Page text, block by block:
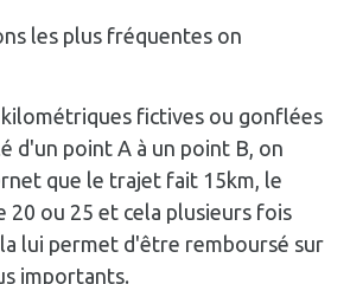
les plus fréquentes on
fictives ou gonflées
d'un point A à un point B, on
que le trajet fait 15km, le
20 ou 25 et cela plusieurs fois
lui permet d'être remboursé sur
importants.